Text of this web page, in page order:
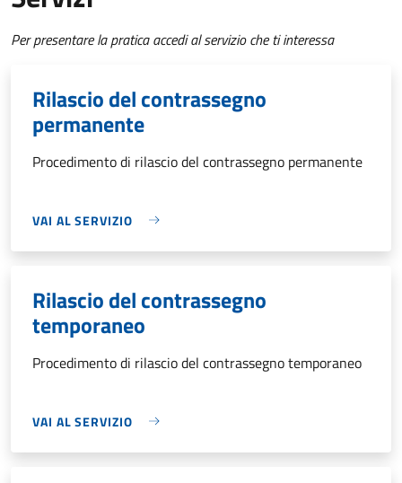
Per presentare la pratica accedi al servizio che ti interessa
Rilascio del contrassegno
permanente
Procedimento di rilascio del contrassegno permanente
VAI AL SERVIZIO
Rilascio del contrassegno
temporaneo
Procedimento di rilascio del contrassegno temporaneo
VAI AL SERVIZIO